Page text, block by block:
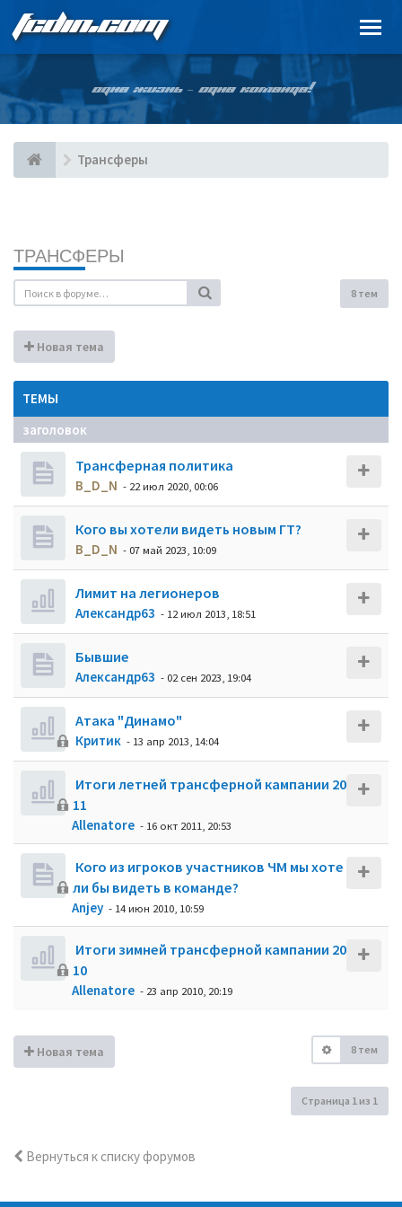
FCDIN.COM
ОДНА ЖИЗНЬ – ОДНА КОМАНДА!
Трансферы
ТРАНСФЕРЫ
8 тем
Новая тема
ТЕМЫ
заголовок
Трансферная политика
B_D_N - 22 июл 2020, 00:06
Кого вы хотели видеть новым ГТ?
B_D_N - 07 май 2023, 10:09
Лимит на легионеров
Александр63 - 12 июл 2013, 18:51
Бывшие
Александр63 - 02 сен 2023, 19:04
Атака "Динамо"
Критик - 13 апр 2013, 14:04
Итоги летней трансферной кампании 20
11
Allenatore - 16 окт 2011, 20:53
Кого из игроков участников ЧМ мы хоте
ли бы видеть в команде?
Anjey - 14 июн 2010, 10:59
Итоги зимней трансферной кампании 20
10
Allenatore - 23 апр 2010, 20:19
Новая тема 8 тем
Страница 1из 1
Вернуться к списку форумов